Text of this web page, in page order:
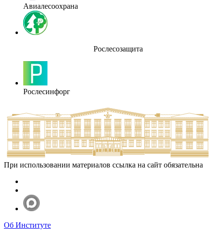
Авиалесоохрана
Рослесозащита
Рослесинфорг
При использовании материалов ссылка на сайт обязательна
Об Институте